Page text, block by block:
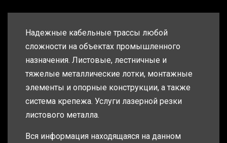
Надежные кабельные трассы любой
сложности на объектах промышленного
назначения. Листовые, лестничные и
тяжелые металлические лотки, монтажные
элементы и опорные конструкции, а также
система крепежа. Услуги лазерной резки
листового металла.
Вся информация находящаяся на данном